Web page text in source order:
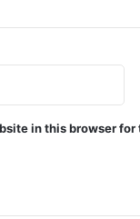
in this browser